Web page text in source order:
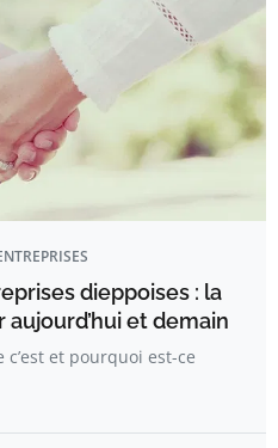
dieppoises : la
aujourd’hui et demain
c’est et pourquoi est-ce